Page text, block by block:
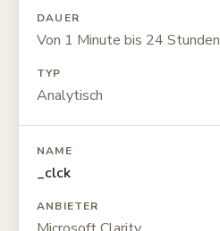
DAUER
Von 1 Minute bis 24 Stunden
TYP
Analytisch
NAME
_clck
ANBIETER